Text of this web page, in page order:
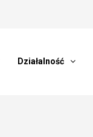
Działalność